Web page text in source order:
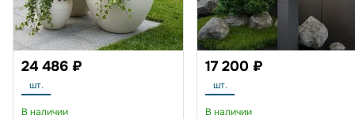
24 486 ₽
шт.
В наличии
17 200 ₽
шт.
В наличии